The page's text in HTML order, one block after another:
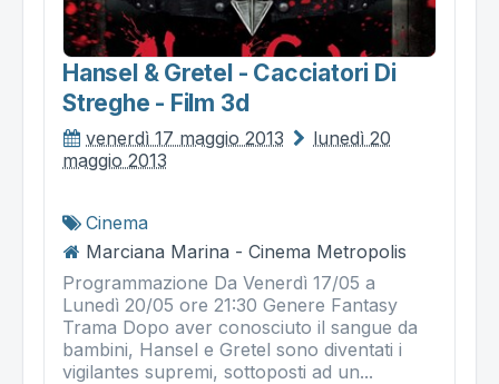
Hansel & Gretel - Cacciatori Di
Streghe - Film 3d
venerdì 17 maggio 2013
lunedì 20
maggio 2013
Cinema
Marciana Marina - Cinema Metropolis
Programmazione Da Venerdì 17/05 a
Lunedì 20/05 ore 21:30 Genere Fantasy
Trama Dopo aver conosciuto il sangue da
bambini, Hansel e Gretel sono diventati i
vigilantes supremi, sottoposti ad un...